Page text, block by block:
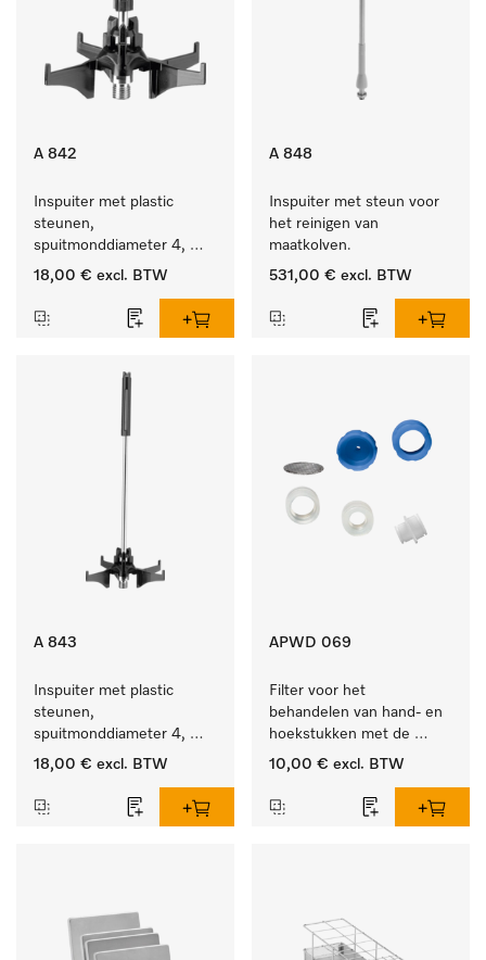
A 842
Inspuiter met plastic
steunen,
spuitmonddiameter 4,
lengte 90 mm, 1 stuk
18,00 € excl. BTW
A 848
Inspuiter met steun voor
het reinigen van
maatkolven.
531,00 € excl. BTW
A 843
Inspuiter met plastic
steunen,
spuitmonddiameter 4,
lengte 185 mm, 1 stuk
18,00 € excl. BTW
APWD 069
Filter voor het
behandelen van hand- en
hoekstukken met de
houder APWD 068
10,00 € excl. BTW